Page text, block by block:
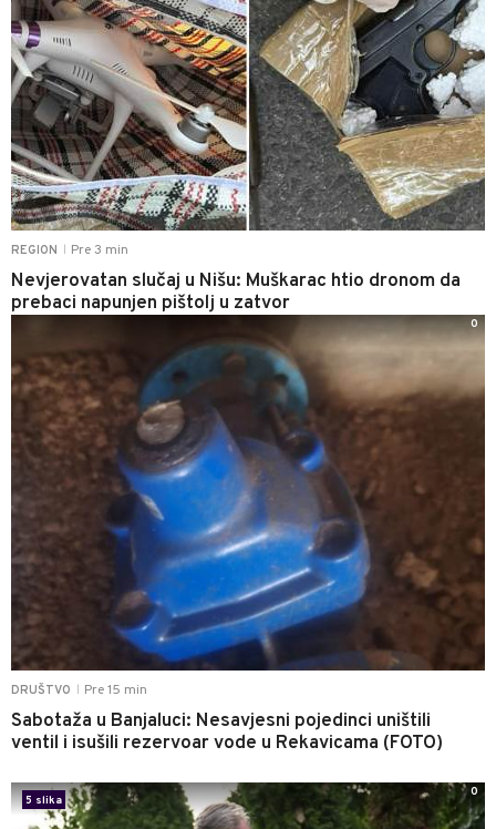
REGION Pre 3 min
Nevjerovatan slučaj u Nišu: Muškarac htio dronom da
prebaci napunjen pištolj u zatvor
DRUŠTVO Pre 15 min
Sabotaža u Banjaluci: Nesavjesni pojedinci uništili
ventil i isušili rezervoar vode u Rekavicama (FOTO)
0
5 slika
0